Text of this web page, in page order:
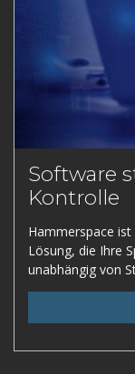
Software
Kontrolle
Hammerspace
Lösung, die Ihre
unabhängig von